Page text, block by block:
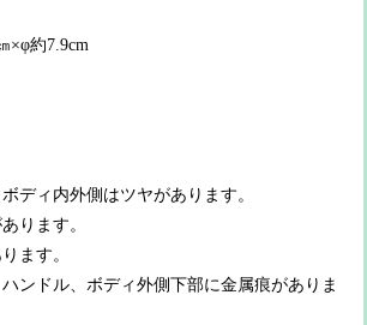
×φ約7.9cm
ディ内外側はツヤがあります。
ります。
ます。
ハンドル、ボディ外側下部に金属痕がありま